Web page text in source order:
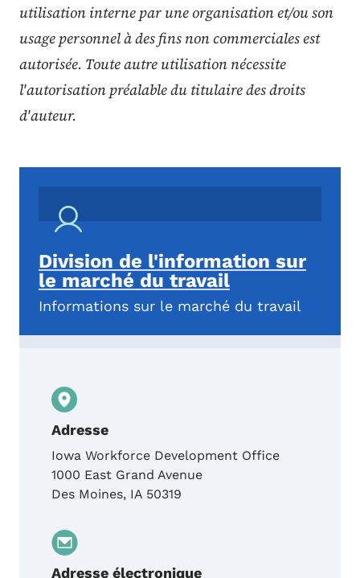
utilisation interne par une organisation et/ou son
usage personnel à des fins non commerciales est
autorisée. Toute autre utilisation nécessite
l'autorisation préalable du titulaire des droits
d'auteur.
Division de l'information sur
le marché du travail
Informations sur le marché du travail
Adresse
Iowa Workforce Development Office
1000 East Grand Avenue
Des Moines, IA 50319
Adresse électronique